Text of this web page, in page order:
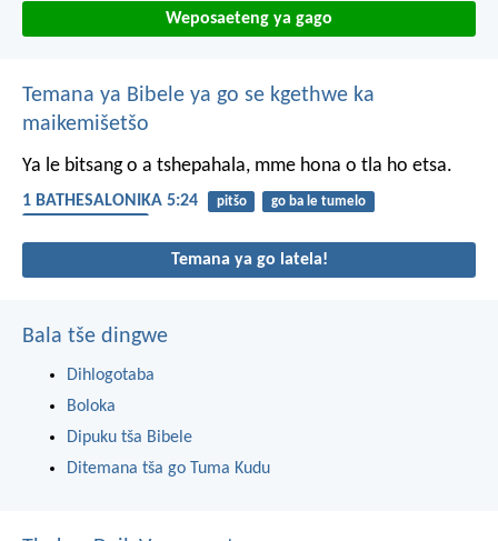
Weposaeteng ya gago
Temana ya Bibele ya go se kgethwe ka
maikemišetšo
Ya le bitsang o a tshepahala, mme hona o tla ho etsa.
1 BATHESALONIKA 5:24 pitšo
go ba le tumelo
Temana ya go latela!
Bala tše dingwe
Dihlogotaba
Boloka
Dipuku tša Bibele
Ditemana tša go Tuma Kudu